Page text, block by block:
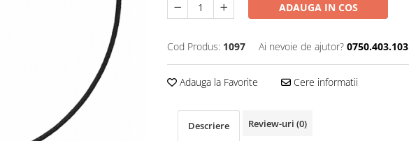
ADAUGA IN COS
Cod Produs: 1097 Ai nevoie de ajutor? 0750.403.103
Adauga la Favorite Cere informatii
Descriere Review-uri (0)